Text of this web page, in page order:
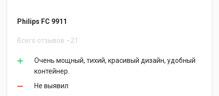
Philips FC 9911
Всего отзывов 21
Очень мощный, тихий, красивый дизайн, удобный
контейнер.
Не выявил